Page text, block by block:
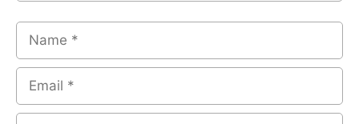
Name
Email
Website